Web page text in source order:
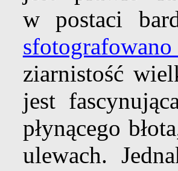
w postaci
ziarnistość
jest
płynącego
ulewach.